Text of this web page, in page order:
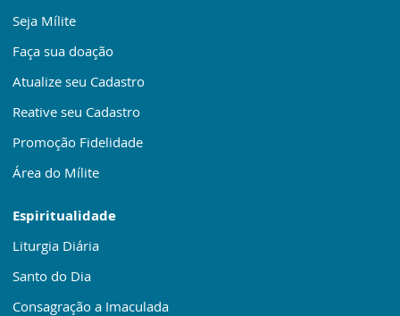
Seja Mílite
Faça sua doação
Atualize seu Cadastro
Reative seu Cadastro
Promoção Fidelidade
Área do Mílite
Espiritualidade
Liturgia Diária
Santo do Dia
Consagração a Imaculada